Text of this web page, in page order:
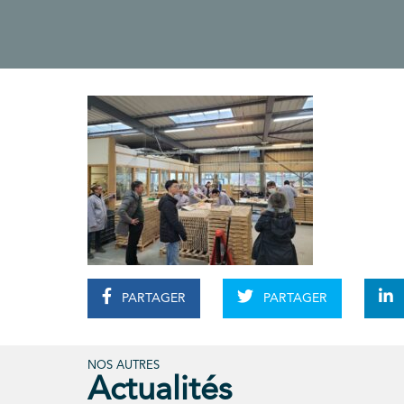
PARTAGER PARTAGER
NOS AUTRES
Actualités